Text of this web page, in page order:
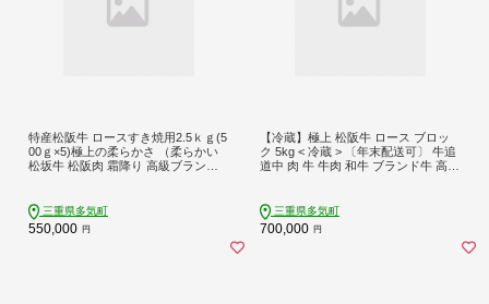
特産松阪牛 ロースすき焼用2.5ｋｇ(5
00ｇ×5)極上の柔らかさ （柔らかい
松坂牛 松阪肉 霜降り 高級ブランド
ギフト お正月 年末年始 お歳暮 お中
元 牛肉 とろける 和牛 三重県 A4 A5
特産 GI） NTY-35
三重県多気町
550,000 円
【冷蔵】極上 松阪牛 ロース ブロッ
ク 5kg < 冷蔵 > 〔年末配送可〕 牛追
道中 肉 牛 牛肉 和牛 ブランド牛 高級
三重県多気町
700,000 円